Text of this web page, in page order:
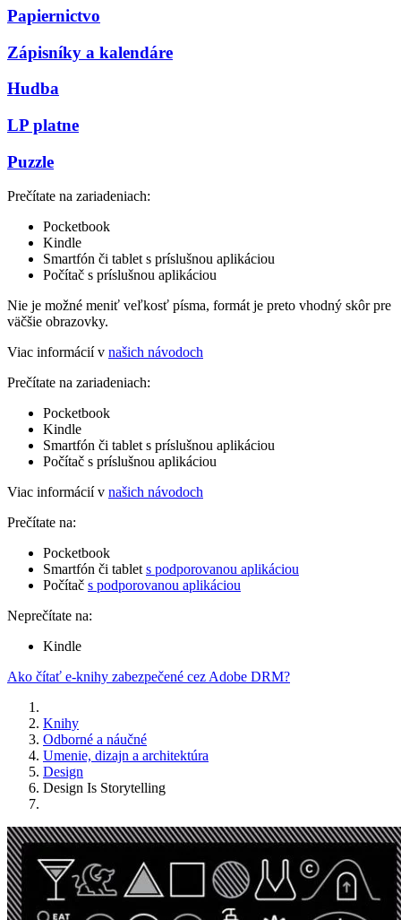
Papiernictvo
Zápisníky a kalendáre
Hudba
LP platne
Puzzle
Prečítate na zariadeniach:
Pocketbook
Kindle
Smartfón či tablet s príslušnou aplikáciou
Počítač s príslušnou aplikáciou
Nie je možné meniť veľkosť písma, formát je preto vhodný skôr pre
väčšie obrazovky.
Viac informácií v našich návodoch
Prečítate na zariadeniach:
Pocketbook
Kindle
Smartfón či tablet s príslušnou aplikáciou
Počítač s príslušnou aplikáciou
Viac informácií v našich návodoch
Prečítate na:
Pocketbook
Smartfón či tablet s podporovanou aplikáciou
Počítač s podporovanou aplikáciou
Neprečítate na:
Kindle
Ako čítať e-knihy zabezpečené cez Adobe DRM?
Knihy
Odborné a náučné
Umenie, dizajn a architektúra
Design
Design Is Storytelling